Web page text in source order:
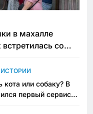
в махалле
со
ИСТОРИИ
кота или собаку? В
первый сервис